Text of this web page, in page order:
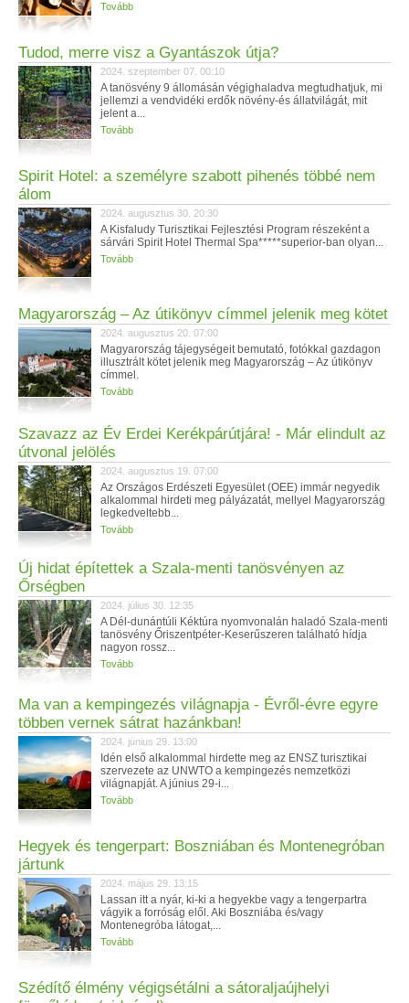
Tovább
Tudod, merre visz a Gyantászok útja?
2024. szeptember 07. 00:10
A tanösvény 9 állomásán végighaladva megtudhatjuk, mi
jellemzi a vendvidéki erdők növény-és állatvilágát, mit
jelent a...
Tovább
Spirit Hotel: a személyre szabott pihenés többé nem
álom
2024. augusztus 30. 20:30
A Kisfaludy Turisztikai Fejlesztési Program részeként a
sárvári Spirit Hotel Thermal Spa*****superior-ban olyan...
Tovább
Magyarország – Az útikönyv címmel jelenik meg kötet
2024. augusztus 20. 07:00
Magyarország tájegységeit bemutató, fotókkal gazdagon
illusztrált kötet jelenik meg Magyarország – Az útikönyv
címmel.
Tovább
Szavazz az Év Erdei Kerékpárútjára! - Már elindult az
útvonal jelölés
2024. augusztus 19. 07:00
Az Országos Erdészeti Egyesület (OEE) immár negyedik
alkalommal hirdeti meg pályázatát, mellyel Magyarország
legkedveltebb...
Tovább
Új hidat építettek a Szala-menti tanösvényen az
Őrségben
2024. július 30. 12:35
A Dél-dunántúli Kéktúra nyomvonalán haladó Szala-menti
tanösvény Őriszentpéter-Keserűszeren található hídja
nagyon rossz...
Tovább
Ma van a kempingezés világnapja - Évről-évre egyre
többen vernek sátrat hazánkban!
2024. június 29. 13:00
Idén első alkalommal hirdette meg az ENSZ turisztikai
szervezete az UNWTO a kempingezés nemzetközi
világnapját. A június 29-i...
Tovább
Hegyek és tengerpart: Boszniában és Montenegróban
jártunk
2024. május 29. 13:15
Lassan itt a nyár, ki-ki a hegyekbe vagy a tengerpartra
vágyik a forróság elől. Aki Boszniába és/vagy
Montenegróba látogat,...
Tovább
Szédítő élmény végigsétálni a sátoraljaújhelyi